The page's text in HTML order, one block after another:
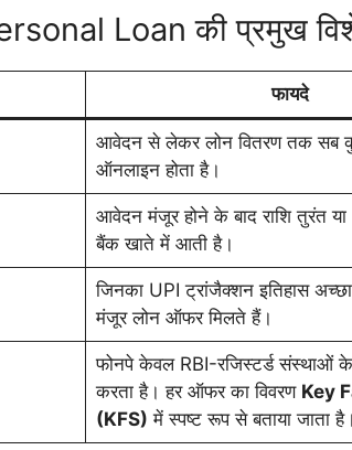
Loan की प्रमुख
फायदे
आवेदन से लेकर लोन वितरण तक सब
ऑनलाइन होता है।
आवेदन मंजूर होने के बाद राशि तुरंत
बैंक खाते में आती है।
जिनका UPI ट्रांजैक्शन इतिहास
मंजूर लोन ऑफर मिलते हैं।
फोनपे केवल RBI-रजिस्टर्ड संस्थाओं के
करता है। हर ऑफर का विवरण Key
(KFS) में स्पष्ट रूप से बताया जाता है।